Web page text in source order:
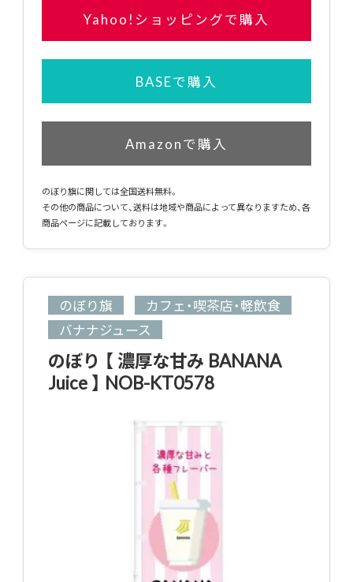
Yahoo!ショッピングで購入
BASEで購入
Amazonで購入
のぼり旗に関しては全国送料無料。
その他の商品について、送料は地域や商品によって異なりますため、各
商品ページに記載しております。
のぼり旗
カフェ・喫茶店・軽飲食
バナナジュース
のぼり 【 濃厚な甘み BANANA
Juice 】 NOB-KT0578